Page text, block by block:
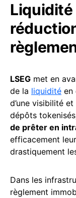
LSEG met en
de la liquidité en
d’une visibilité
dépôts
de prêter en
efficacement
drastiquement
Dans les
règlement